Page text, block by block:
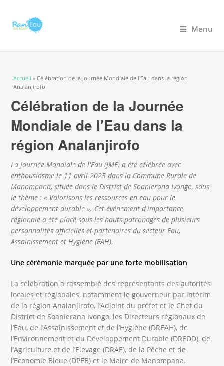
Menu
Vous êtes ici
Accueil » Célébration de la Journée Mondiale de l'Eau dans la région
Analanjirofo
Célébration de la Journée
Mondiale de l'Eau dans la
région Analanjirofo
La Journée Mondiale de l'Eau (JME) a été célébrée avec
enthousiasme le 11 avril 2025 dans la Commune Rurale de
Manompana, située dans le District de Soanierana Ivongo, sous
le thème : « Valorisons les ressources en eau pour le
développement durable ». Cet événement d'importance
régionale a été placé sous les hauts patronages de plusieurs
personnalités officielles et partenaires du secteur Eau,
Assainissement et Hygiène (EAH).
Une cérémonie marquée par une forte mobilisation
La célébration a rassemblé des représentants des autorités
locales et régionales, notamment le gouverneur par intérim
de la région Analanjirofo, l’Adjoint du préfet et le Chef du
District de Soanierana Ivongo, les Directeurs régionaux de
l’Eau, de l’Assainissement et de l’Hygiène (DREAH), de
l’Environnement et du Développement Durable (DREDD), de
l’Agriculture et de l’Elevage (DRAE), de la Pêche et de
l’Economie Bleue (DPEB) et le Maire de Manompana.